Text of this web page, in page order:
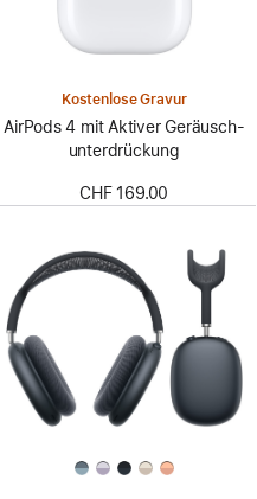
Kostenlose Gravur
AirPods 4 mit Aktiver Geräusch­
unter­drückung
CHF 169.00